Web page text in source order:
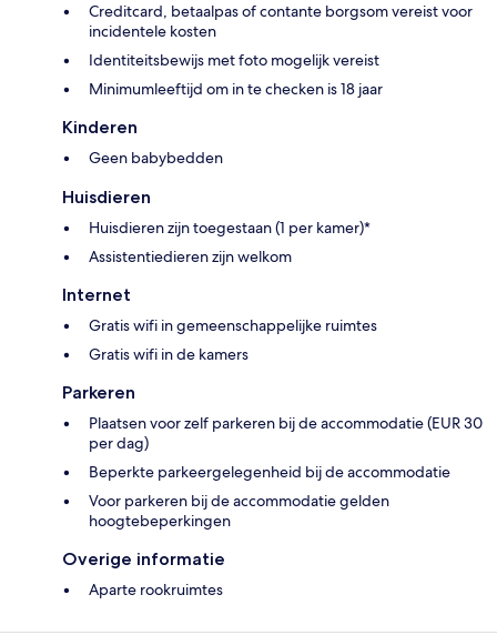
Creditcard, betaalpas of contante borgsom vereist voor
incidentele kosten
Identiteitsbewijs met foto mogelijk vereist
Minimumleeftijd om in te checken is 18 jaar
Kinderen
Geen babybedden
Huisdieren
Huisdieren zijn toegestaan (1 per kamer)*
Assistentiedieren zijn welkom
Internet
Gratis wifi in gemeenschappelijke ruimtes
Gratis wifi in de kamers
Parkeren
Plaatsen voor zelf parkeren bij de accommodatie (EUR 30
per dag)
Beperkte parkeergelegenheid bij de accommodatie
Voor parkeren bij de accommodatie gelden
hoogtebeperkingen
Overige informatie
Aparte rookruimtes